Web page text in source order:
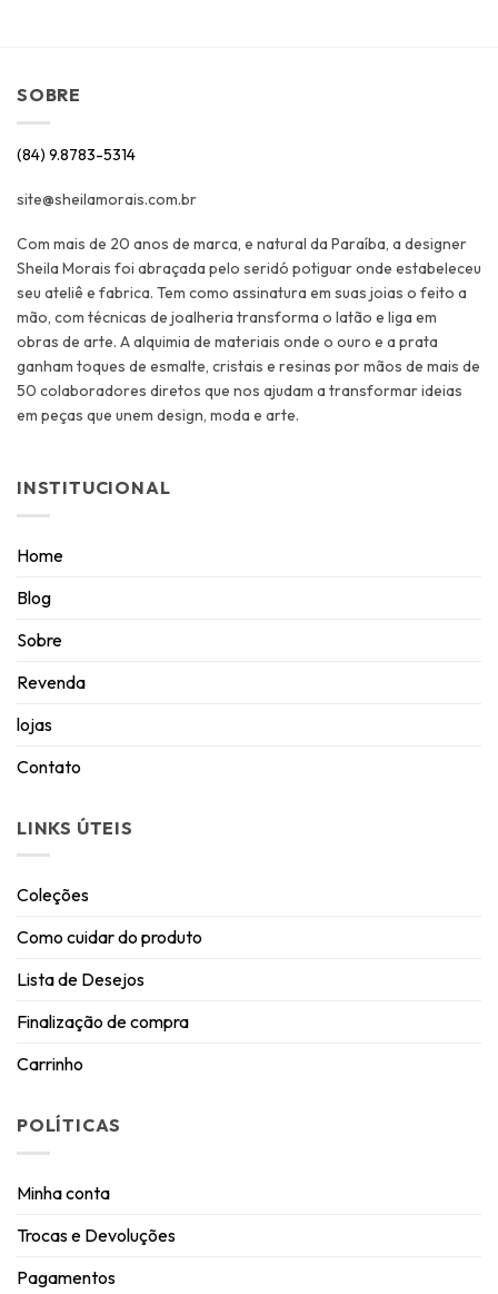
SOBRE
(84) 9.8783-5314
site@sheilamorais.com.br
Com mais de 20 anos de marca, e natural da Paraíba, a designer
Sheila Morais foi abraçada pelo seridó potiguar onde estabeleceu
seu ateliê e fabrica. Tem como assinatura em suas joias o feito a
mão, com técnicas de joalheria transforma o latão e liga em
obras de arte. A alquimia de materiais onde o ouro e a prata
ganham toques de esmalte, cristais e resinas por mãos de mais de
50 colaboradores diretos que nos ajudam a transformar ideias
em peças que unem design, moda e arte.
INSTITUCIONAL
Home
Blog
Sobre
Revenda
lojas
Contato
LINKS ÚTEIS
Coleções
Como cuidar do produto
Lista de Desejos
Finalização de compra
Carrinho
POLÍTICAS
Minha conta
Trocas e Devoluções
Pagamentos